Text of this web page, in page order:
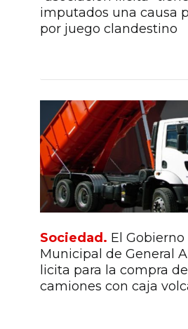
imputados una causa
por juego clandestino
Sociedad. El Gobierno
Municipal de General
licita para la compra
camiones con caja